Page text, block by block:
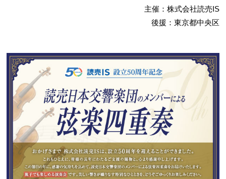
主催：株式会社読売IS
後援：東京都中央区